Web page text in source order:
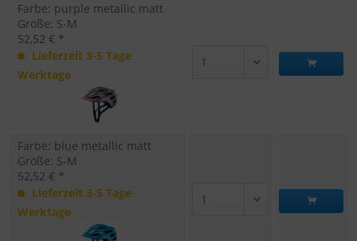
Farbe: purple metallic matt
Größe: S-M
52,52 € *
Lieferzeit 3-5 Tage
Werktage
Farbe: blue metallic matt
Größe: S-M
52,52 € *
Lieferzeit 3-5 Tage
Werktage